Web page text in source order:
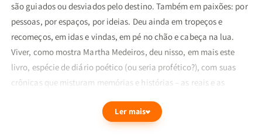
são guiados ou desviados pelo destino. Também em paixões: por
pessoas, por espaços, por ideias. Deu ainda em tropeços e
recomeços, em idas e vindas, em pé no chão e cabeça na lua.
Viver, como mostra Martha Medeiros, deu nisso, em mais este
livro, espécie de diário poético (ou seria profético?), com suas
crônicas que misturam memórias e histórias – as reais e as
cara para bater ao falarem de aborto, de arte, de assédio. Mas
que, por mais despudorados que sejam, são repletos de amor,
Ler mais